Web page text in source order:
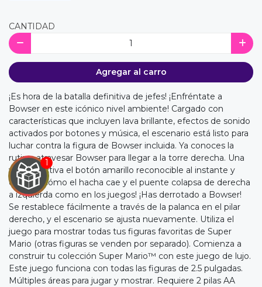
CANTIDAD
Agregar al carro
¡Es hora de la batalla definitiva de jefes! ¡Enfréntate a
Bowser en este icónico nivel ambiente! Cargado con
características que incluyen lava brillante, efectos de sonido
activados por botones y música, el escenario está listo para
luchar contra la figura de Bowser incluida. Ya conoces la
rutina: atravesar Bowser para llegar a la torre derecha. Una
vez allí, activa el botón amarillo reconocible al instante y
observa cómo el hacha cae y el puente colapsa de derecha
a izquierda como en los juegos! ¡Has derrotado a Bowser!
Se restablece fácilmente a través de la palanca en el pilar
derecho, y el escenario se ajusta nuevamente. Utiliza el
juego para mostrar todas tus figuras favoritas de Super
Mario (otras figuras se venden por separado). Comienza a
construir tu colección Super Mario™ con este juego de lujo.
Este juego funciona con todas las figuras de 2.5 pulgadas.
Múltiples áreas para jugar y mostrar. Requiere 2 pilas AA